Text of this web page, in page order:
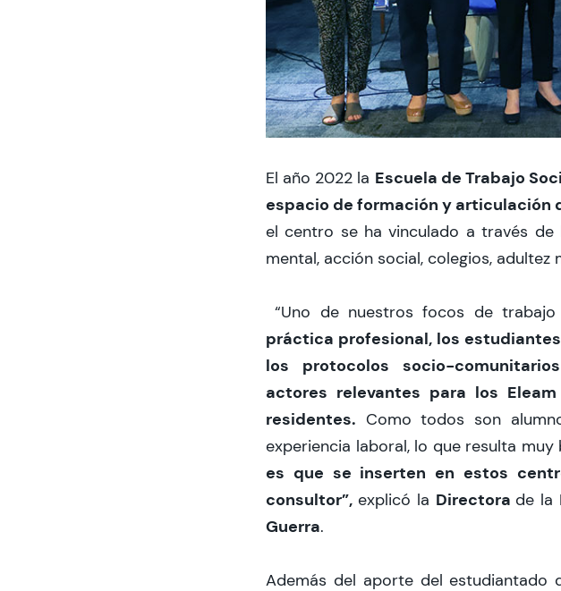
El año 2022 la Escuela de Trabajo
espacio de formación y articulación
el centro se ha vinculado a través
mental, acción social, colegios, adultez
“Uno de nuestros focos de
práctica profesional, los
los protocolos socio-
actores relevantes para los
residentes. Como todos son
experiencia laboral, lo que resulta muy
es que se inserten en estos
consultor”, explicó la Directora de la
Guerra.
Además del aporte del estudiantado